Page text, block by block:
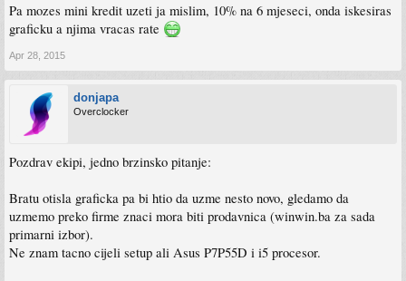
Pa mozes mini kredit uzeti ja mislim, 10% na 6 mjeseci, onda iskesiras
graficku a njima vracas rate
Apr 28, 2015
donjapa
Overclocker
Pozdrav ekipi, jedno brzinsko pitanje:
Bratu otisla graficka pa bi htio da uzme nesto novo, gledamo da
uzmemo preko firme znaci mora biti prodavnica (winwin.ba za sada
primarni izbor).
Ne znam tacno cijeli setup ali Asus P7P55D i i5 procesor.